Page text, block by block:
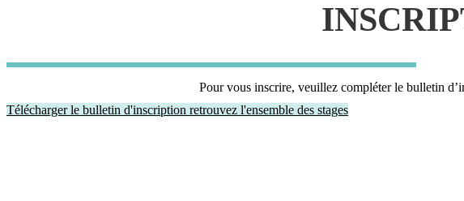
Pour vous inscrire, veuillez compléter le bulletin
Télécharger le bulletin d'inscription retrouvez l'ensemble des stages